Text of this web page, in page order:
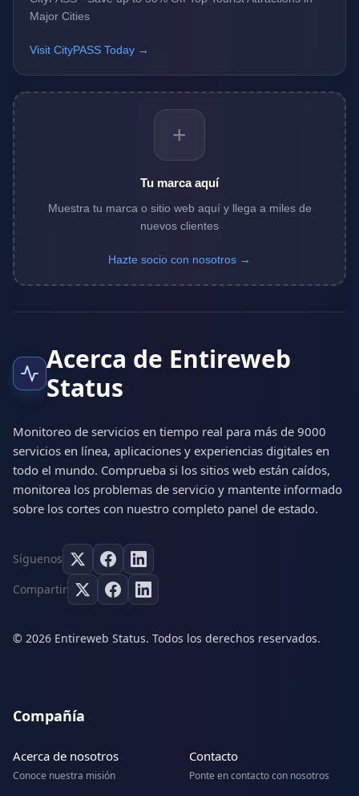
Major Cities
Visit CityPASS Today →
+
Tu marca aquí
Muestra tu marca o sitio web aquí y llega a miles de
nuevos clientes
Hazte socio con nosotros →
Acerca de Entireweb
Status
Monitoreo de servicios en tiempo real para más de 9000
servicios en línea, aplicaciones y experiencias digitales en
todo el mundo. Comprueba si los sitios web están caídos,
monitorea los problemas de servicio y mantente informado
sobre los cortes con nuestro completo panel de estado.
Síguenos
Compartir
© 2026 Entireweb Status. Todos los derechos reservados.
Compañía
Acerca de nosotros
Conoce nuestra misión
Contacto
Ponte en contacto con nosotros